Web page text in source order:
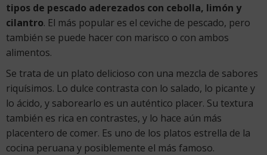
tipos de pescado aderezados con cebolla, limón y
cilantro. El más popular es el ceviche de pescado, pero
también se puede hacer con marisco o con ambos
alimentos.
Se trata de un plato delicioso con una mezcla de sabores
riquísimos. Lo dulce contrasta con lo salado, lo picante y
lo ácido, y saborearlo es un auténtico placer. Su textura
también es rica en contrastes, y lo hace aún más
placentero de comer. Es uno de los platos estrella de la
cocina peruana y posiblemente el más famoso.